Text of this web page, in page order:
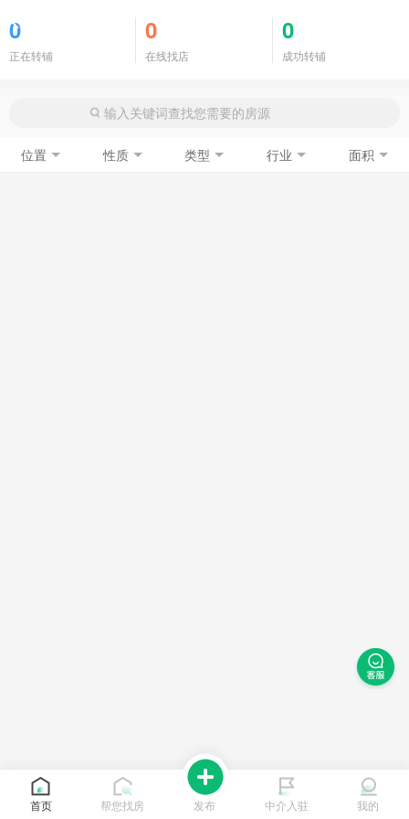
0
正在转铺
0
在线找店
0
成功转铺
位置 性质 类型 行业 面积
首页 帮您找房 发布 中介入驻 我的